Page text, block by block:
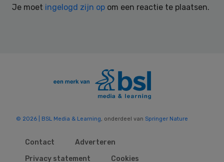
Je moet ingelogd zijn op om een reactie te plaatsen.
© 2026 | BSL Media & Learning , onderdeel van Springer Nature
Contact
Adverteren
Privacy statement
Cookies